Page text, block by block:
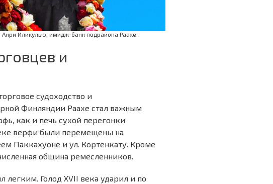
Иликулью, имидж-банк подрайона Раахе.
и
судоходство и
Финляндии Раахе стал важным
как и печь сухой перегонки
верфи были перемещены на
Паккахуоне и ул. Кортенкату. Кроме
община ремесленников.
легким. Голод XVII века ударил и по